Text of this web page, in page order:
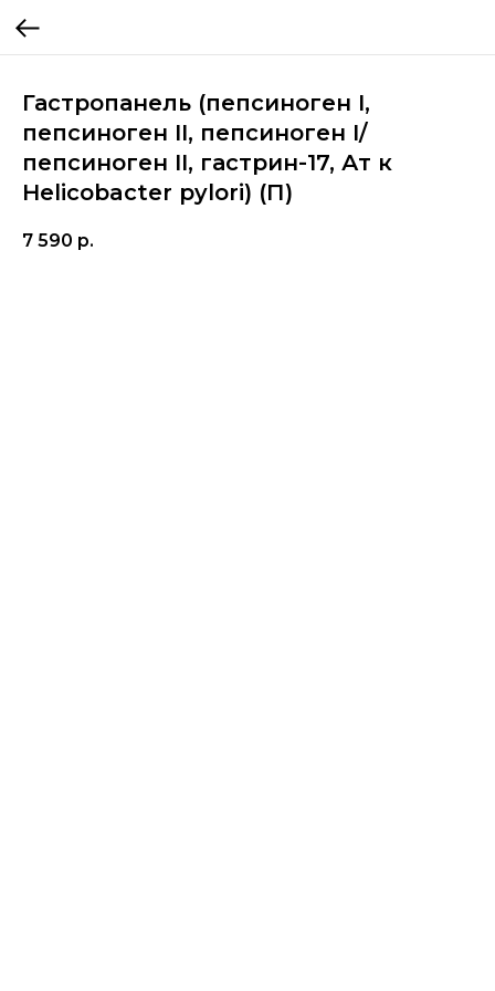
Гастропанель (пепсиноген I,
пепсиноген II, пепсиноген I/
пепсиноген II, гастрин-17, Ат к
Helicobacter pylori) (П)
7 590 р.